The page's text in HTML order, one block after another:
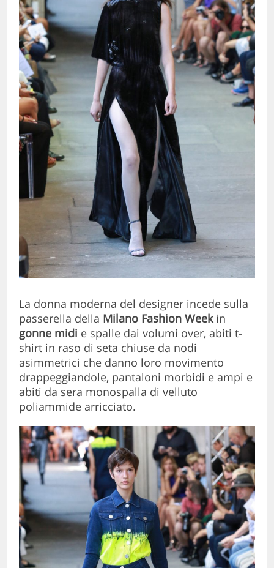
La donna moderna del designer incede sulla
passerella della Milano Fashion Week in
gonne midi e spalle dai volumi over, abiti t-
shirt in raso di seta chiuse da nodi
asimmetrici che danno loro movimento
drappeggiandole, pantaloni morbidi e ampi e
abiti da sera monospalla di velluto
poliammide arricciato.